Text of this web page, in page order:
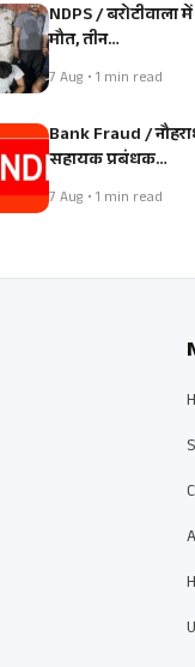
NDPS / बरोटीवाला
मौत, तीन…
7 Aug • 1 min read
Bank Fraud /
सहायक प्रबंधक…
7 Aug • 1 min read